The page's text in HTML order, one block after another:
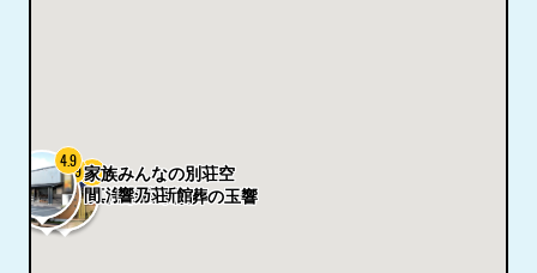
法事・家族葬の玉響
4.7
真浄会館 新館
4.9家族みんなの別荘空
間 響乃荘
4.9